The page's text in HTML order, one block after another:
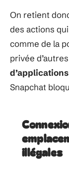
On retient
des actions
comme de la
privée
Snapchat
illégales